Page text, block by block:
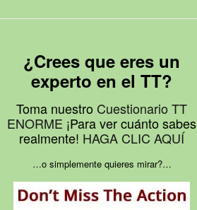
¿Crees que eres un
experto en el TT?
Toma nuestro Cuestionario TT
ENORME ¡Para ver cuánto sabes
realmente! HAGA CLIC AQUÍ
…o simplemente quieres mirar?…